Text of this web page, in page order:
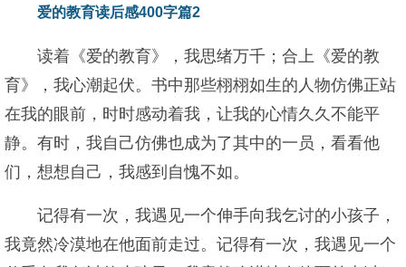
爱的教育读后感400字篇2
读着《爱的教育》，我思绪万千；合上《爱的教
育》，我心潮起伏。书中那些栩栩如生的人物仿佛正站
在我的眼前，时时感动着我，让我的心情久久不能平
静。有时，我自己仿佛也成为了其中的一员，看看他
们，想想自己，我感到自愧不如。
记得有一次，我遇见一个伸手向我乞讨的小孩子，
我竟然冷漠地在他面前走过。记得有一次，我遇见一个